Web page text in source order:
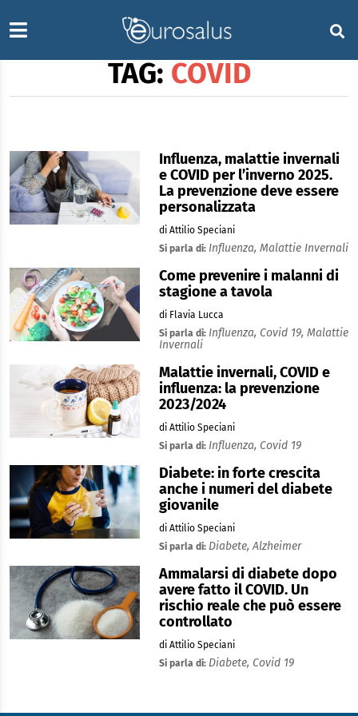
TAG: COVID
Influenza, malattie invernali
e COVID per l’inverno 2025.
La prevenzione deve essere
personalizzata
di Attilio Speciani
Si parla di: Influenza, Malattie Invernali
Come prevenire i malanni di
stagione a tavola
di Flavia Lucca
Si parla di: Influenza, Covid 19, Malattie
Invernali
Malattie invernali, COVID e
influenza: la prevenzione
2023/2024
di Attilio Speciani
Si parla di: Influenza, Covid 19
Diabete: in forte crescita
anche i numeri del diabete
giovanile
di Attilio Speciani
Si parla di: Diabete,Alzheimer
Ammalarsi di diabete dopo
avere fatto il COVID. Un
rischio reale che può essere
controllato
di Attilio Speciani
Si parla di: Diabete, Covid 19